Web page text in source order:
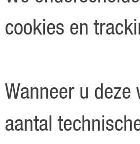
cookies en
Wanneer u
aantal